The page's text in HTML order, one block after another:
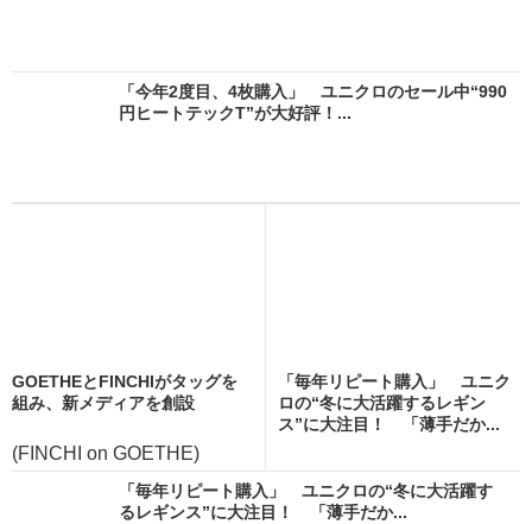
「今年2度目、4枚購入」 ユニクロのセール中“990
円ヒートテックT”が大好評！...
GOETHEとFINCHIがタッグを
組み、新メディアを創設
(FINCHI on GOETHE)
「毎年リピート購入」 ユニク
ロの“冬に大活躍するレギン
ス”に大注目！ 「薄手だか...
「毎年リピート購入」 ユニクロの“冬に大活躍す
るレギンス”に大注目！ 「薄手だか...